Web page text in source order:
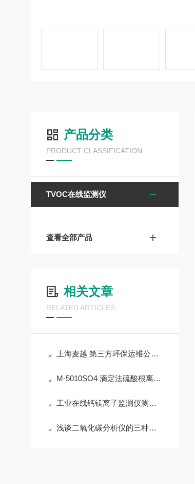
产品分类
PRODUCT CLASSIFICATION
TVOC在线监测仪
查看全部产品
相关文章
RELATED ARTICLES
上海麦越 第三方环保运维公司在周期性维护环保在线监测设备
M-5010SO4 滴定法硫酸根离子在线监测仪操作步骤
工业在线钙镁离子监测仪测定仪 比色法的优势
浅谈二氧化碳分析仪的三种输出方式